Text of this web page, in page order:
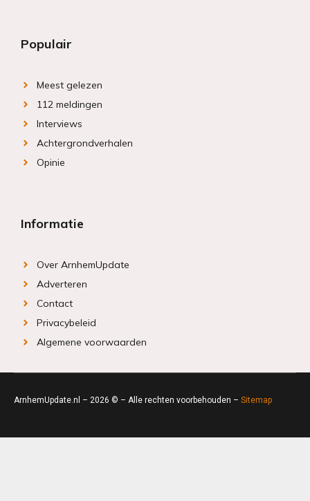
Populair
Meest gelezen
112 meldingen
Interviews
Achtergrondverhalen
Opinie
Informatie
Over ArnhemUpdate
Adverteren
Contact
Privacybeleid
Algemene voorwaarden
ArnhemUpdate.nl – 2026 © – Alle rechten voorbehouden – Sitemap